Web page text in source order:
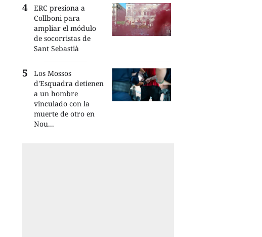
ERC presiona a
Collboni para
ampliar el módulo
de socorristas de
Sant Sebastià
Los Mossos
d'Esquadra detienen
a un hombre
vinculado con la
muerte de otro en
Nou...